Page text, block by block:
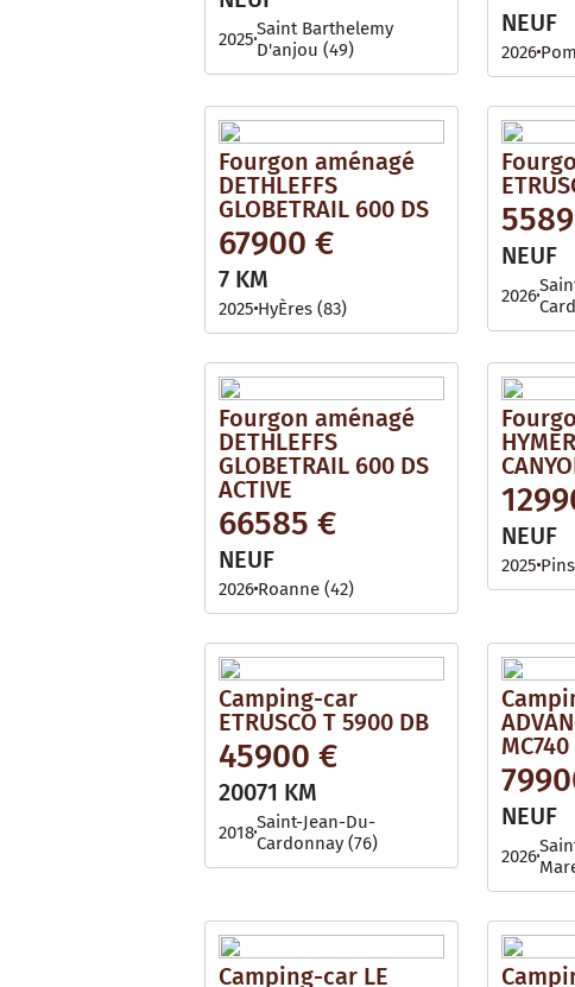
2025Saint Barthelemy
D'anjou (49)
NEUF
2026
Fourgon aménagé
DETHLEFFS
GLOBETRAIL 600 DS
67900 €
7 KM
2025 HyÈres (83)
NEUF
2026
Fourgon aménagé
DETHLEFFS
GLOBETRAIL 600 DS
ACTIVE
66585 €
NEUF
2026 Roanne (42)
NEUF
2025
Camping-car
ETRUSCO T 5900 DB
45900 €
20071 KM
2018Saint-Jean-Du-
Cardonnay (76)
MC740
NEUF
2026
Camping-car LE